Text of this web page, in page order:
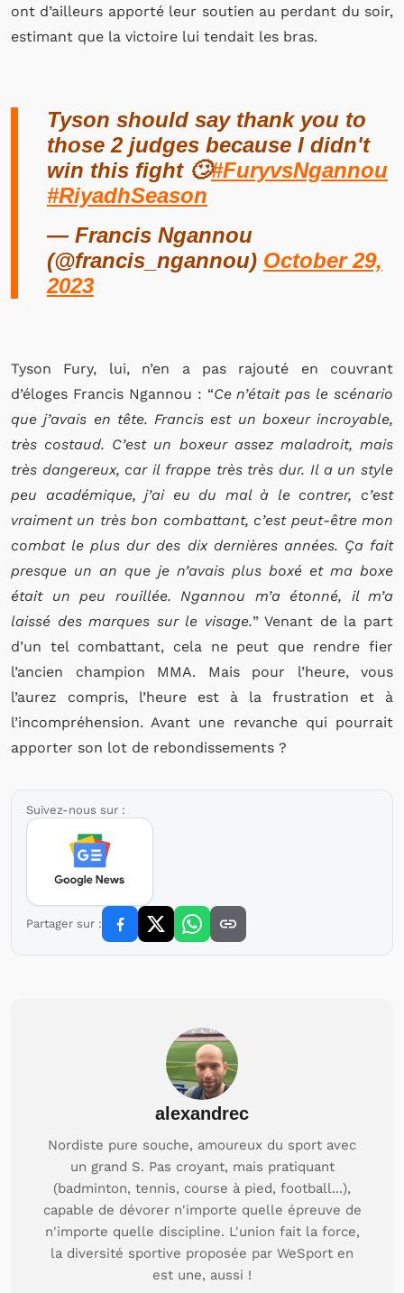
ont d’ailleurs apporté leur soutien au perdant du soir,
estimant que la victoire lui tendait les bras.
Tyson should say thank you to
those 2 judges because I didn't
win this fight 🙄#FuryvsNgannou
#RiyadhSeason
— Francis Ngannou
(@francis_ngannou) October 29,
2023
Tyson Fury, lui, n’en a pas rajouté en couvrant
d’éloges Francis Ngannou : “Ce n’était pas le scénario
que j’avais en tête. Francis est un boxeur incroyable,
très costaud. C’est un boxeur assez maladroit, mais
très dangereux, car il frappe très très dur. Il a un style
peu académique, j’ai eu du mal à le contrer, c’est
vraiment un très bon combattant, c’est peut-être mon
combat le plus dur des dix dernières années. Ça fait
presque un an que je n’avais plus boxé et ma boxe
était un peu rouillée. Ngannou m’a étonné, il m’a
laissé des marques sur le visage.” Venant de la part
d’un tel combattant, cela ne peut que rendre fier
l’ancien champion MMA. Mais pour l’heure, vous
l’aurez compris, l’heure est à la frustration et à
l’incompréhension. Avant une revanche qui pourrait
apporter son lot de rebondissements ?
Suivez-nous sur :
Partager sur :
alexandrec
Nordiste pure souche, amoureux du sport avec
un grand S. Pas croyant, mais pratiquant
(badminton, tennis, course à pied, football...),
capable de dévorer n'importe quelle épreuve de
n'importe quelle discipline. L'union fait la force,
la diversité sportive proposée par WeSport en
est une, aussi !